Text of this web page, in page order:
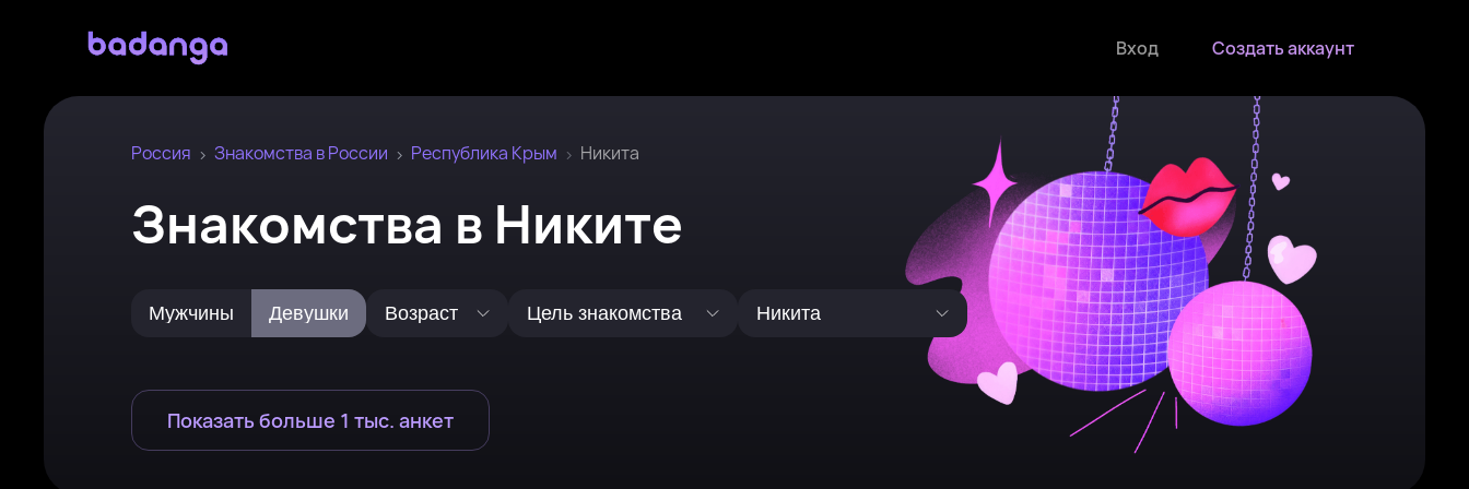
Вход Создать аккаунт
Россия Знакомства в России Республика Крым Никита
Знакомства в Никите
Мужчины Девушки Возраст Цель знакомства Никита
Показать больше 1 тыс. анкет